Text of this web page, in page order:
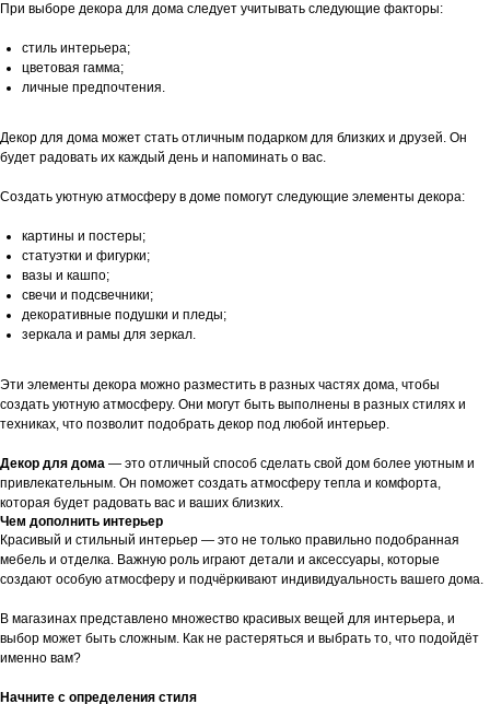
При выборе декора для дома следует учитывать следующие факторы:
стиль интерьера;
цветовая гамма;
личные предпочтения.
Декор для дома может стать отличным подарком для близких и друзей. Он
будет радовать их каждый день и напоминать о вас.
Создать уютную атмосферу в доме помогут следующие элементы декора:
картины и постеры;
статуэтки и фигурки;
вазы и кашпо;
свечи и подсвечники;
декоративные подушки и пледы;
зеркала и рамы для зеркал.
Эти элементы декора можно разместить в разных частях дома, чтобы
создать уютную атмосферу. Они могут быть выполнены в разных стилях и
техниках, что позволит подобрать декор под любой интерьер.
Декор для дома — это отличный способ сделать свой дом более уютным и
привлекательным. Он поможет создать атмосферу тепла и комфорта,
которая будет радовать вас и ваших близких.
Чем дополнить интерьер
Красивый и стильный интерьер — это не только правильно подобранная
мебель и отделка. Важную роль играют детали и аксессуары, которые
создают особую атмосферу и подчёркивают индивидуальность вашего дома.
В магазинах представлено множество красивых вещей для интерьера, и
выбор может быть сложным. Как не растеряться и выбрать то, что подойдёт
именно вам?
Начните с определения стиля